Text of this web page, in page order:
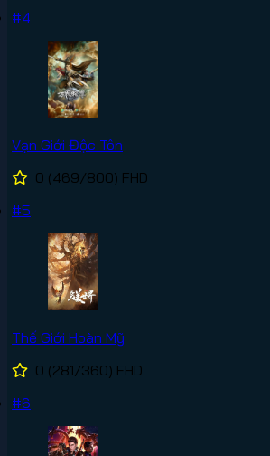
#4
Vạn Giới Độc Tôn
0 (469/800) FHD
#5
Thế Giới Hoàn Mỹ
0 (281/360) FHD
#6